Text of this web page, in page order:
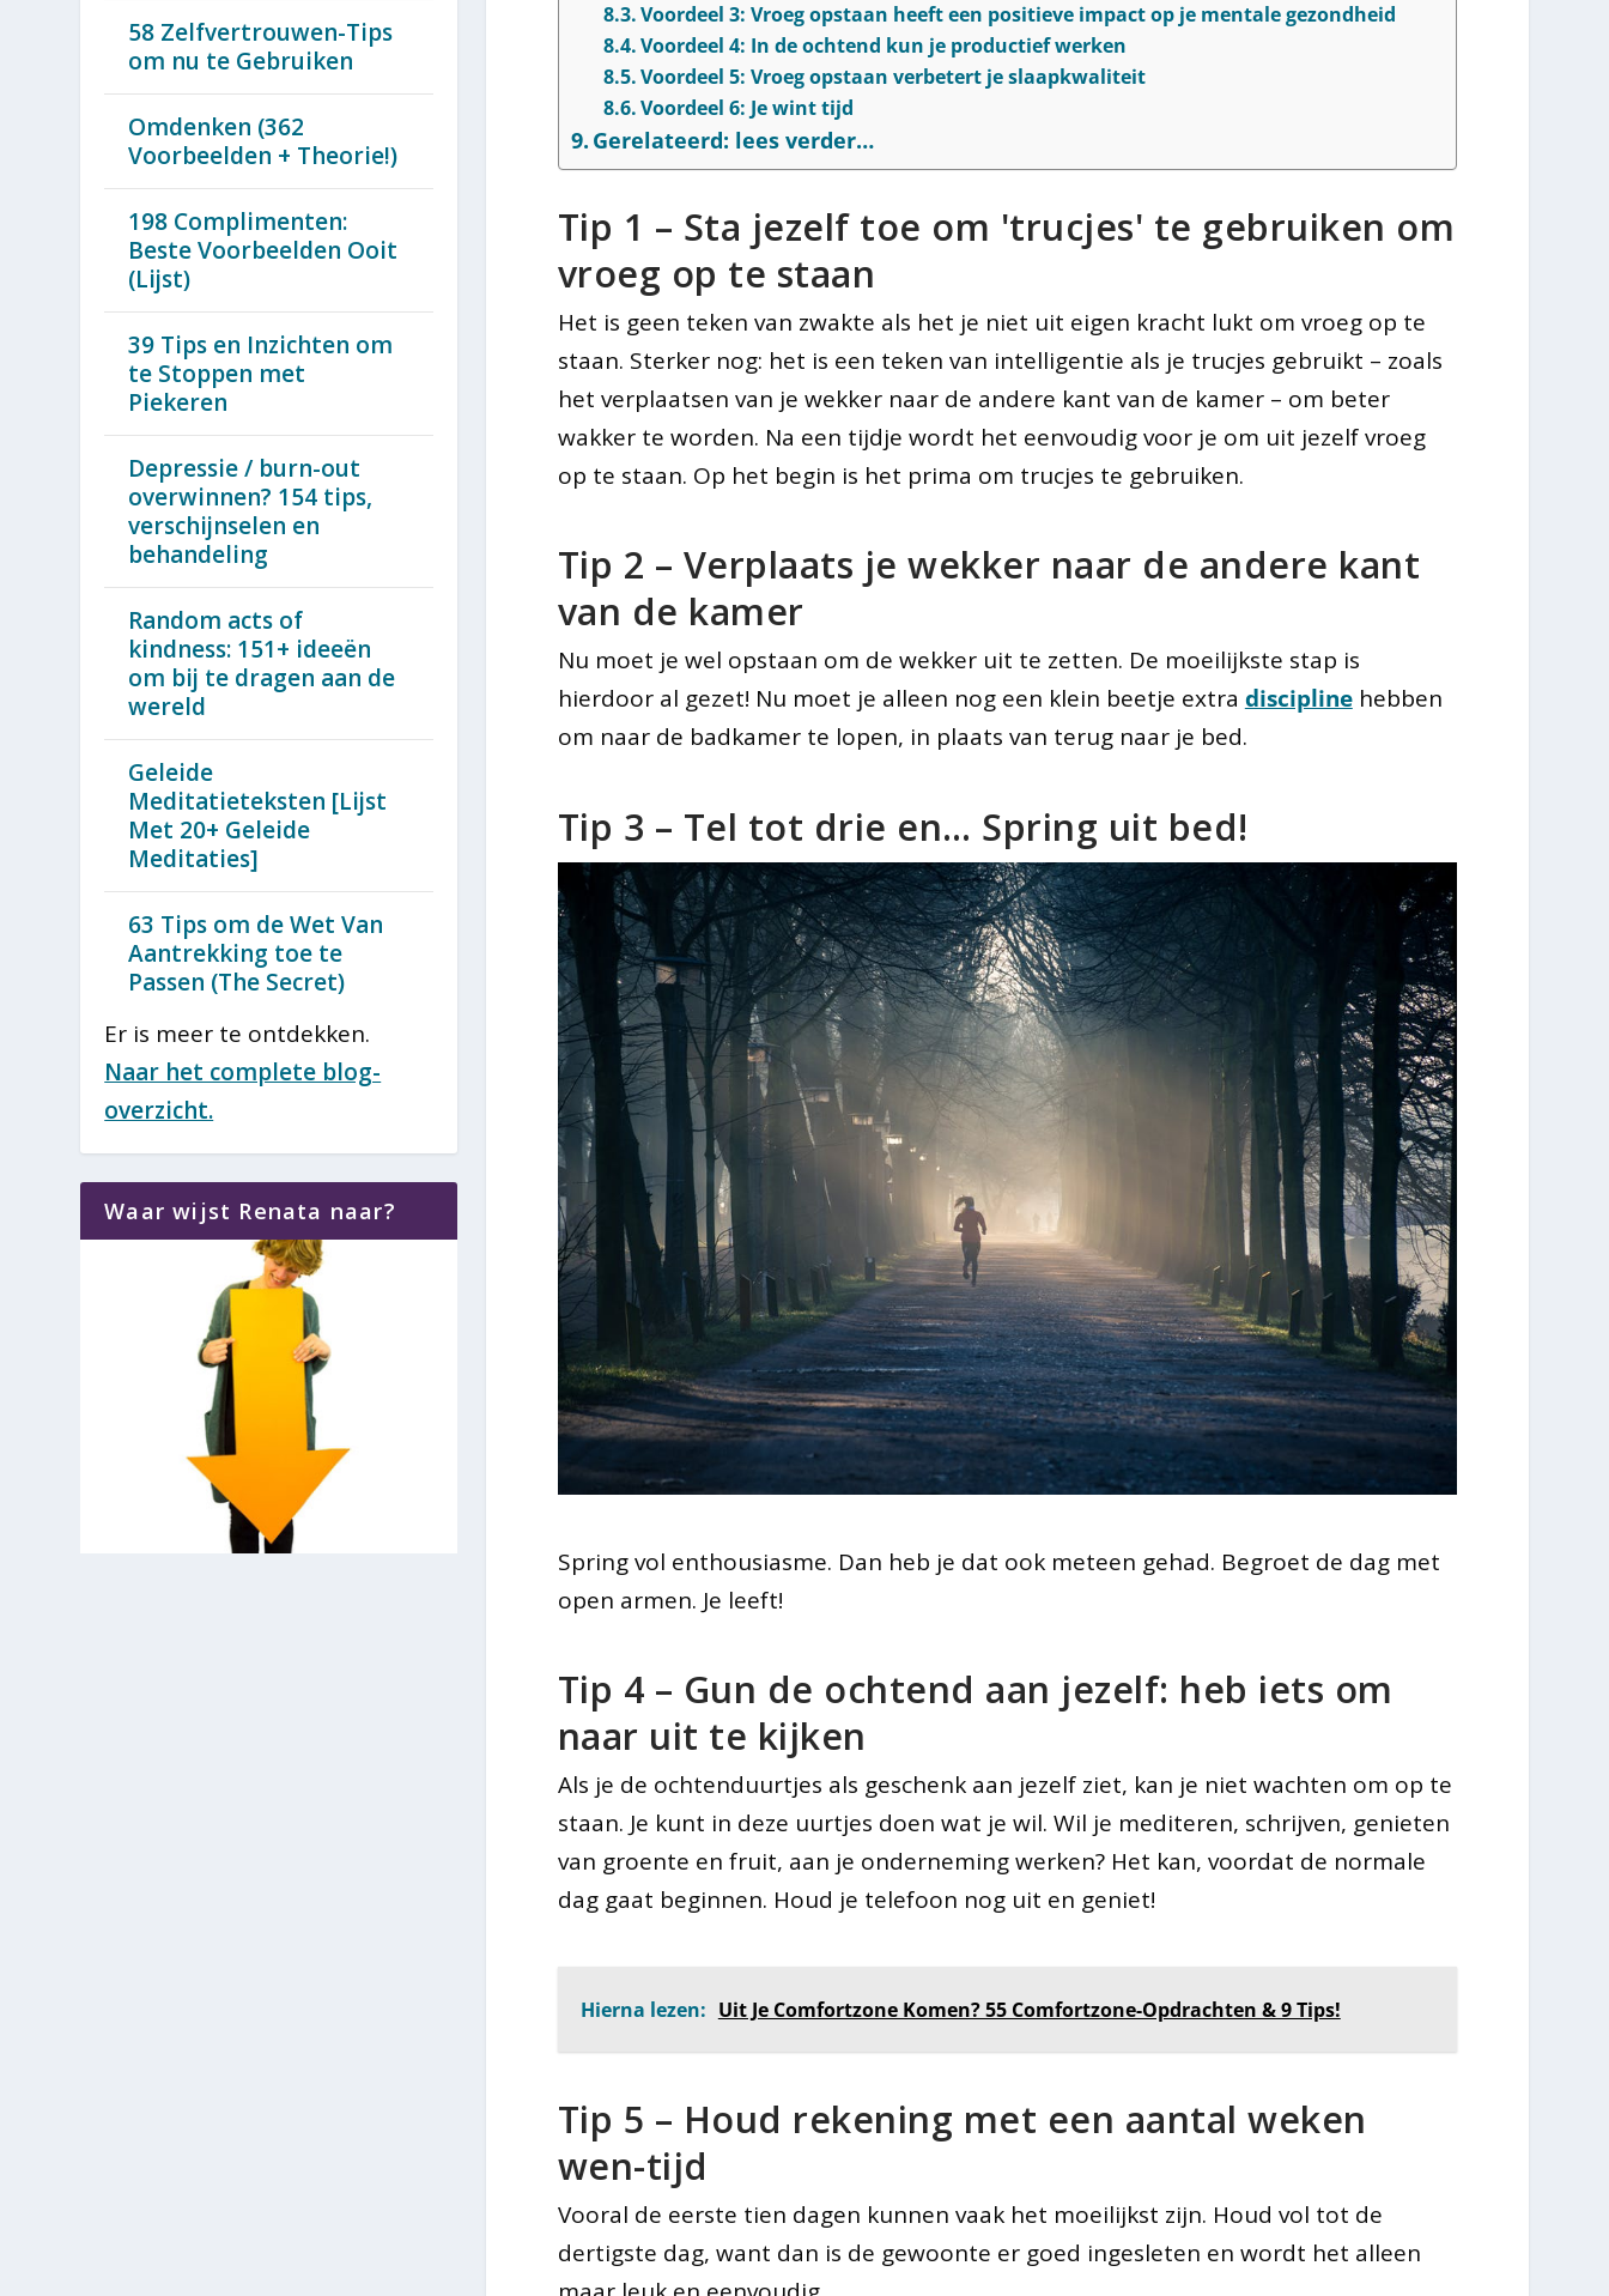
Voordeel 3: Vroeg opstaan heeft een positieve impact op je mentale gezondheid
Voordeel 4: In de ochtend kun je productief werken
Voordeel 5: Vroeg opstaan verbetert je slaapkwaliteit
Voordeel 6: Je wint tijd
Gerelateerd: lees verder…
Tip 1 – Sta jezelf toe om 'trucjes' te gebruiken om
vroeg op te staan
Het is geen teken van zwakte als het je niet uit eigen kracht lukt om vroeg op te
staan. Sterker nog: het is een teken van intelligentie als je trucjes gebruikt – zoals
het verplaatsen van je wekker naar de andere kant van de kamer – om beter
wakker te worden. Na een tijdje wordt het eenvoudig voor je om uit jezelf vroeg
op te staan. Op het begin is het prima om trucjes te gebruiken.
Tip 2 – Verplaats je wekker naar de andere kant
van de kamer
Nu moet je wel opstaan om de wekker uit te zetten. De moeilijkste stap is
hierdoor al gezet! Nu moet je alleen nog een klein beetje extra disciplinehebben
om naar de badkamer te lopen, in plaats van terug naar je bed.
Tip 3 – Tel tot drie en… Spring uit bed!
Spring vol enthousiasme. Dan heb je dat ook meteen gehad. Begroet de dag met
open armen. Je leeft!
Tip 4 – Gun de ochtend aan jezelf: heb iets om
naar uit te kijken
Als je de ochtenduurtjes als geschenk aan jezelf ziet, kan je niet wachten om op te
staan. Je kunt in deze uurtjes doen wat je wil. Wil je mediteren, schrijven, genieten
van groente en fruit, aan je onderneming werken? Het kan, voordat de normale
dag gaat beginnen. Houd je telefoon nog uit en geniet!
Hierna lezen: Uit Je Comfortzone Komen? 55 Comfortzone-Opdrachten & 9 Tips!
Tip 5 – Houd rekening met een aantal weken
wen-tijd
Vooral de eerste tien dagen kunnen vaak het moeilijkst zijn. Houd vol tot de
dertigste dag, want dan is de gewoonte er goed ingesleten en wordt het alleen
58 Zelfvertrouwen-Tips
om nu te Gebruiken
Omdenken (362
Voorbeelden + Theorie!)
198 Complimenten:
Beste Voorbeelden Ooit
(Lijst)
39 Tips en Inzichten om
te Stoppen met
Piekeren
Depressie / burn-out
overwinnen? 154 tips,
verschijnselen en
behandeling
Random acts of
kindness: 151+ ideeën
om bij te dragen aan de
wereld
Geleide
Meditatieteksten [Lijst
Met 20+ Geleide
Meditaties]
63 Tips om de Wet Van
Aantrekking toe te
Passen (The Secret)
Er is meer te ontdekken.
Naar het complete blog-
overzicht.
Waar wijst Renata naar?